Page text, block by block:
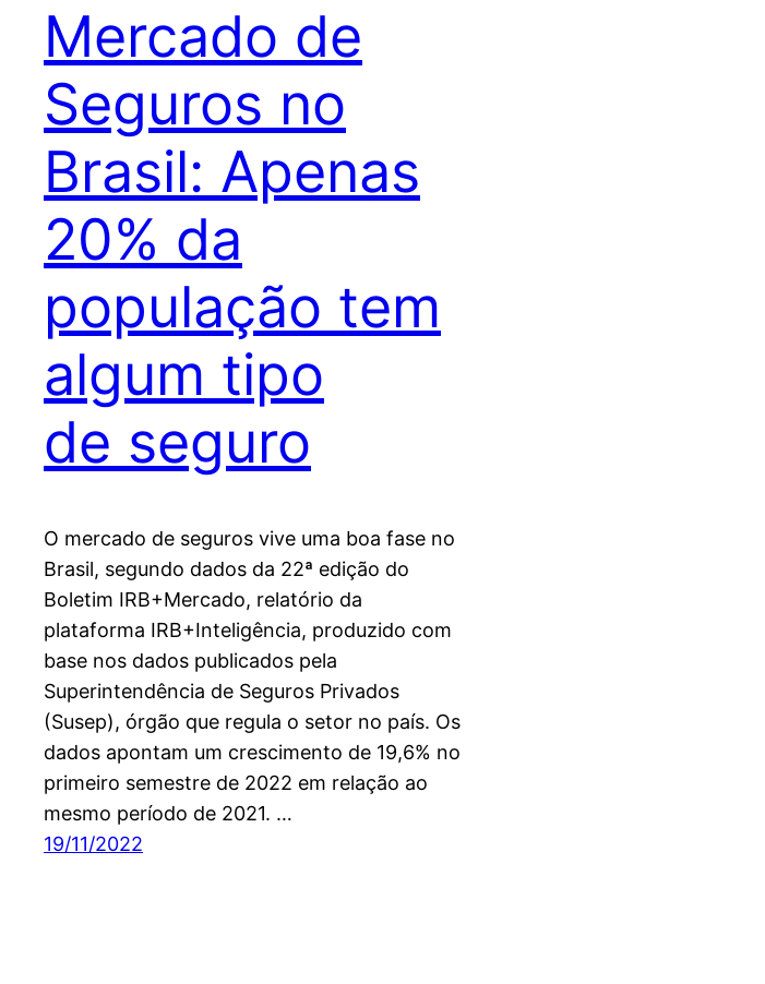
Mercado de
Seguros no
Brasil: Apenas
20% da
população tem
algum tipo
de seguro
O mercado de seguros vive uma boa fase no
Brasil, segundo dados da 22ª edição do
Boletim IRB+Mercado, relatório da
plataforma IRB+Inteligência, produzido com
base nos dados publicados pela
Superintendência de Seguros Privados
(Susep), órgão que regula o setor no país. Os
dados apontam um crescimento de 19,6% no
primeiro semestre de 2022 em relação ao
mesmo período de 2021. …
19/11/2022